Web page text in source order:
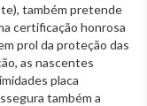
também pretende
certificação honrosa
prol da proteção das
as nascentes
placa
também a